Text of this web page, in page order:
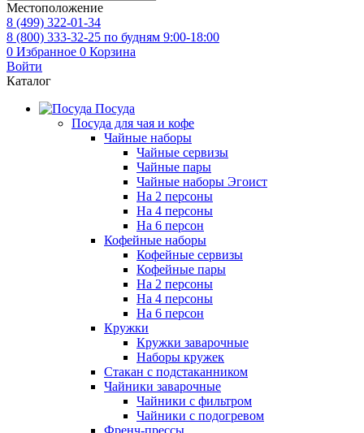
Местоположение
8 (499) 322-01-34
8 (800) 333-32-25 по будням 9:00-18:00
0 Избранное 0 Корзина
Войти
Каталог
Посуда
Посуда для чая и кофе
Чайные наборы
Чайные сервизы
Чайные пары
Чайные наборы Эгоист
На 2 персоны
На 4 персоны
На 6 персон
Кофейные наборы
Кофейные сервизы
Кофейные пары
На 2 персоны
На 4 персоны
На 6 персон
Кружки
Кружки заварочные
Наборы кружек
Стакан с подстаканником
Чайники заварочные
Чайники с фильтром
Чайники с подогревом
Френч-прессы